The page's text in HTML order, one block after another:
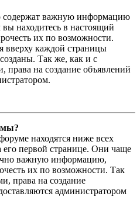
содержат важную информацию
находитесь в настоящий
их по возможности.
вверху каждой страницы
Так же, как и с
на создание объявлений
находятся ниже всех
его первой странице. Они чаще
важную информацию,
их по возможности. Так
права на создание
администратором